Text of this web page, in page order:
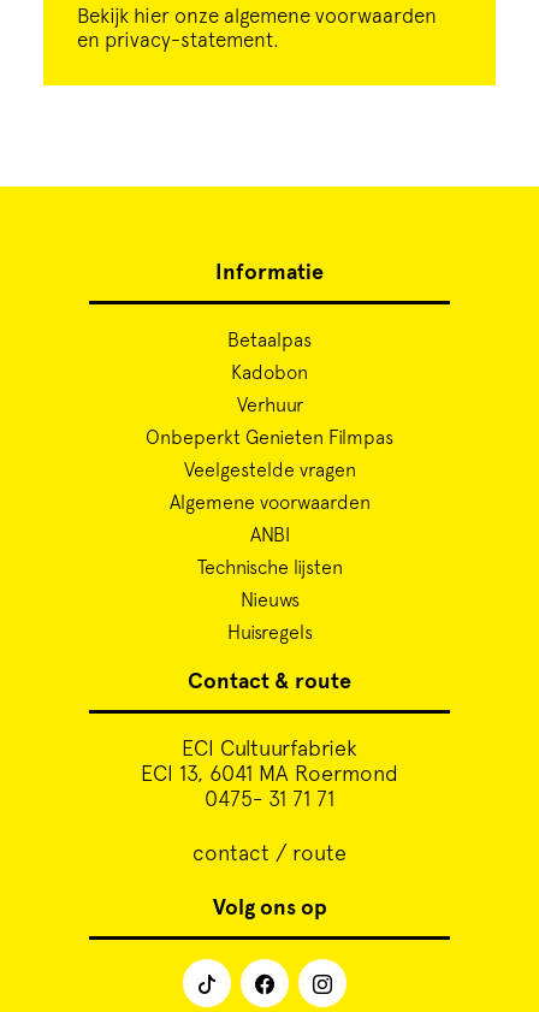
Bekijk hier onze algemene voorwaarden
en privacy-statement.
Informatie
Betaalpas
Kadobon
Verhuur
Onbeperkt Genieten Filmpas
Veelgestelde vragen
Algemene voorwaarden
ANBI
Technische lijsten
Nieuws
Huisregels
Contact & route
ECI Cultuurfabriek
ECI 13, 6041 MA Roermond
0475- 31 71 71
contact / route
Volg ons op